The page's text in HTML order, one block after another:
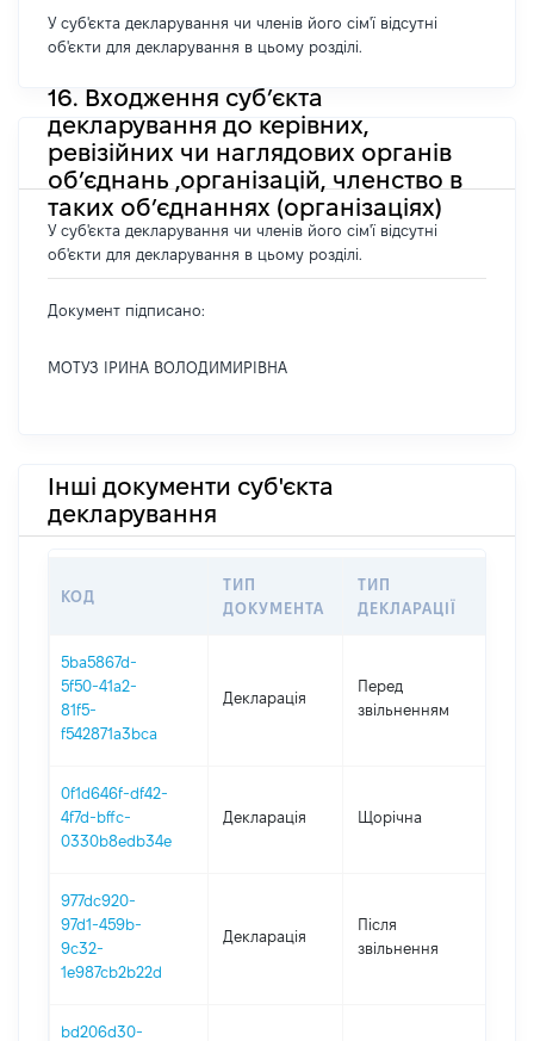
У суб'єкта декларування чи членів його сім'ї відсутні
об'єкти для декларування в цьому розділі.
16. Входження суб’єкта
декларування до керівних,
ревізійних чи наглядових органів
об’єднань ,організацій, членство в
таких об’єднаннях (організаціях)
У суб'єкта декларування чи членів його сім'ї відсутні
об'єкти для декларування в цьому розділі.
Документ підписано:
МОТУЗ ІРИНА ВОЛОДИМИРІВНА
Інші документи суб'єкта
декларування
КОД
ТИП
ДОКУМЕНТА
ТИП
ДЕКЛАРАЦІЇ
5ba5867d-
5f50-41a2-
81f5-
f542871a3bca
Декларація
Перед
звільненням
0f1d646f-df42-
4f7d-bffc-
0330b8edb34e
Декларація Щорічна
977dc920-
97d1-459b-
9c32-
1e987cb2b22d
Декларація
Після
звільнення
bd206d30-